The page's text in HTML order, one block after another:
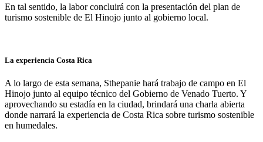
En tal sentido, la labor concluirá con la presentación del plan de
turismo sostenible de El Hinojo junto al gobierno local.
La experiencia Costa Rica
A lo largo de esta semana, Sthepanie hará trabajo de campo en El
Hinojo junto al equipo técnico del Gobierno de Venado Tuerto. Y
aprovechando su estadía en la ciudad, brindará una charla abierta
donde narrará la experiencia de Costa Rica sobre turismo sostenible
en humedales.